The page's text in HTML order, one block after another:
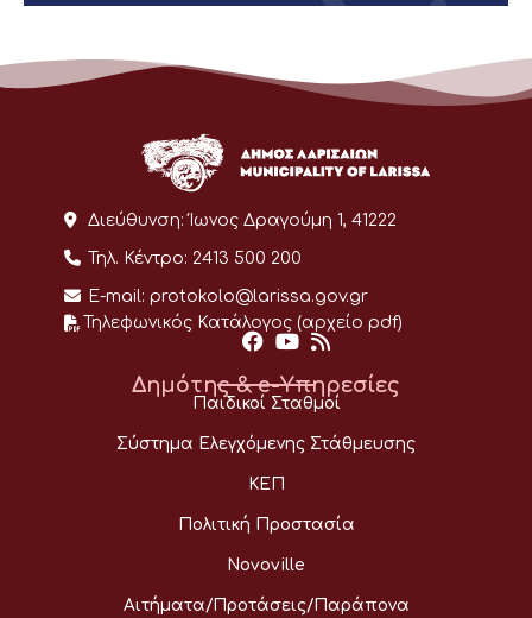
Διεύθυνση: Ίωνος Δραγούμη 1, 41222
Τηλ. Κέντρο: 2413 500 200
E-mail: protokolo@larissa.gov.gr
Τηλεφωνικός Κατάλογος (αρχείο pdf)
Δημότης & e-Υπηρεσίες
Παιδικοί Σταθμοί
Σύστημα Ελεγχόμενης Στάθμευσης
ΚΕΠ
Πολιτική Προστασία
Novoville
Αιτήματα/Προτάσεις/Παράπονα